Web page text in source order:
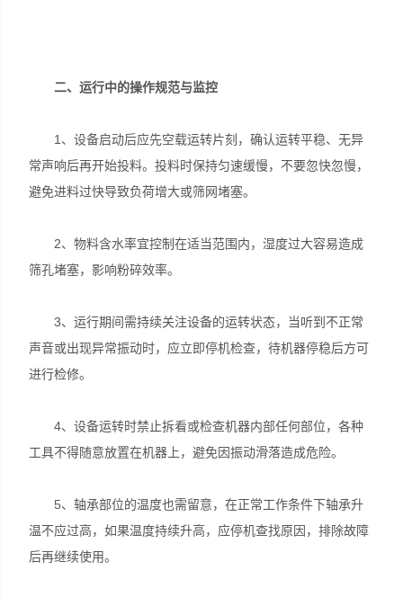
二、运行中的操作规范与监控
1、设备启动后应先空载运转片刻，确认运转平稳、无异
常声响后再开始投料。投料时保持匀速缓慢，不要忽快忽慢，
避免进料过快导致负荷增大或筛网堵塞。
2、物料含水率宜控制在适当范围内，湿度过大容易造成
筛孔堵塞，影响粉碎效率。
3、运行期间需持续关注设备的运转状态，当听到不正常
声音或出现异常振动时，应立即停机检查，待机器停稳后方可
进行检修。
4、设备运转时禁止拆看或检查机器内部任何部位，各种
工具不得随意放置在机器上，避免因振动滑落造成危险。
5、轴承部位的温度也需留意，在正常工作条件下轴承升
温不应过高，如果温度持续升高，应停机查找原因，排除故障
后再继续使用。